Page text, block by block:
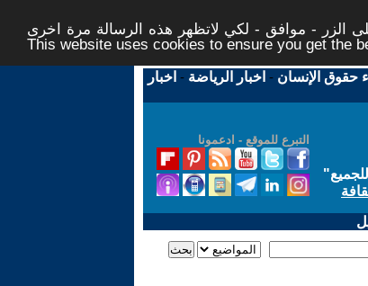
الزر - موافق - لكي لاتظهر هذه الرسالة مرة اخرى -
This website uses cookies to ensure you get the
حقوق الإنسان - اخبار الرياضة - اخبار
التبرع للموقع - ادعمونا
"